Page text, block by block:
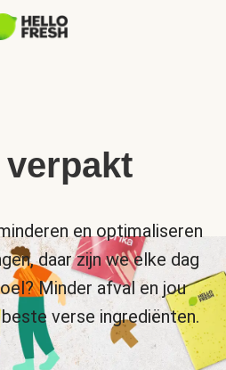
en optimaliseren
daar zijn we elke dag
Minder afval en jou
verse ingrediënten.